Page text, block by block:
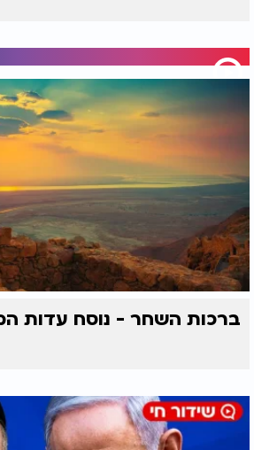
ברכות השחר - נוסח עדות